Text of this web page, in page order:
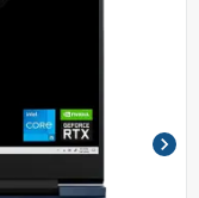
chevron_right